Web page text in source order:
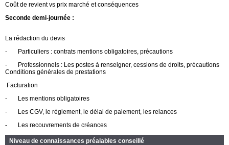
Coût de revient vs prix marché et conséquences
Seconde demi-journée :
La rédaction du devis
-
Particuliers : contrats mentions obligatoires, précautions
-
Professionnels : Les postes à renseigner, cessions de droits, précautions
Conditions générales de prestations
Facturation
-
Les mentions obligatoires
-
Les CGV, le règlement, le délai de paiement, les relances
-
Les recouvrements de créances
Niveau de connaissances préalables conseillé